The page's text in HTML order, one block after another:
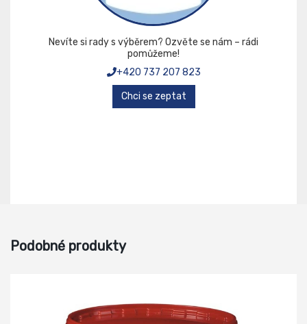
Nevíte si rady s výběrem? Ozvěte se nám – rádi
pomůžeme!
+420 737 207 823
Chci se zeptat
Podobné produkty